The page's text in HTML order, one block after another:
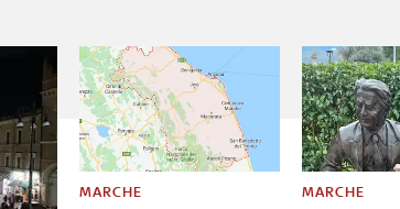
MARCHE MARCHE